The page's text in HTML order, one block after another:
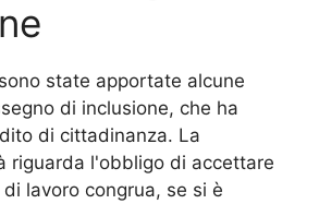
state apportate alcune
di inclusione, che ha
di cittadinanza. La
riguarda l'obbligo di accettare
lavoro congrua, se si è